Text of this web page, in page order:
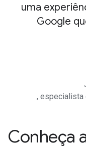
uma
Google
, especialista
Conheça